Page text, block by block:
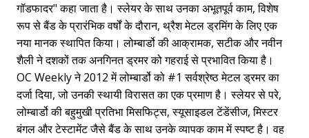
गॉडफादर" कहा जाता है। स्लेयर के साथ उनका अभूतपूर्व काम, विशेष
रूप से बैंड के प्रारंभिक वर्षों के दौरान, थ्रैश मेटल ड्रमिंग के लिए एक
नया मानक स्थापित किया। लोम्बार्डो की आक्रामक, सटीक और नवीन
शैली ने दशकों तक अनगिनत ड्रमर को गहराई से प्रभावित किया है।
OC Weekly ने 2012 में लोम्बार्डो को #1 सर्वश्रेष्ठ मेटल ड्रमर का
दर्जा दिया, जो उनकी स्थायी विरासत का एक प्रमाण है। स्लेयर से परे,
लोम्बार्डो की बहुमुखी प्रतिभा मिसफिट्स, स्यूसाइडल टेंडेंसीज, मिस्टर
बंगल और टेस्टामेंट जैसे बैंड के साथ उनके व्यापक काम में स्पष्ट है। वह